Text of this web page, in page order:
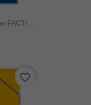
FACT!...
favorite_border